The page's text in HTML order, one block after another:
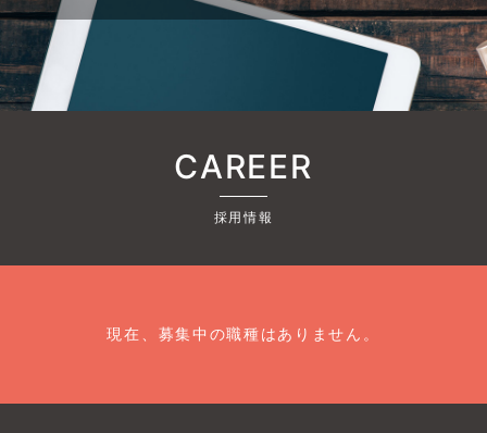
CAREER
採用情報
現在、募集中の職種はありません。